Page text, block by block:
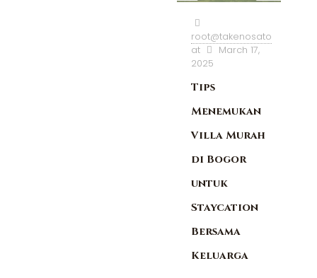
root@takenosato
at
March 17,
2025
Tips
Menemukan
Villa Murah
di Bogor
untuk
Staycation
Bersama
Keluarga